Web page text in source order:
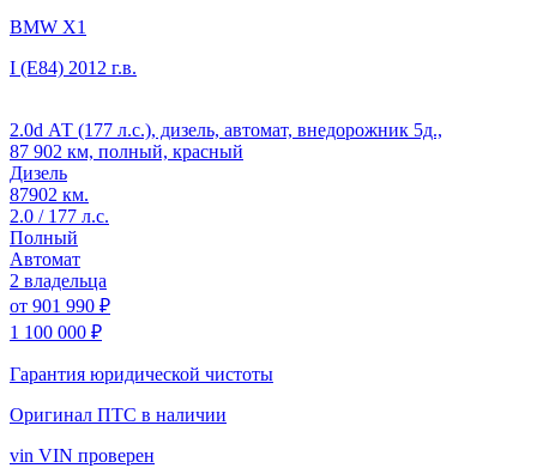
BMW X1
I (E84) 2012 г.в.
2.0d АТ (177 л.с.), дизель, автомат, внедорожник 5д.,
87 902 км, полный, красный
Дизель
87902 км.
2.0 / 177 л.с.
Полный
Автомат
2 владельца
от 901 990 ₽
1 100 000 ₽
Гарантия юридической чистоты
Оригинал ПТС в наличии
vin VIN проверен